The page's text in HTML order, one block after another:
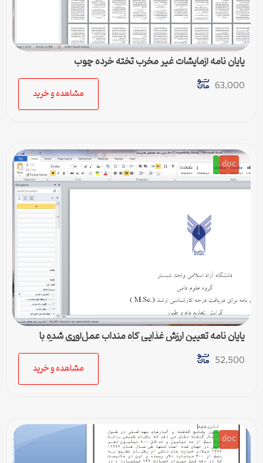
پایان نامه آزمایشات غیر مخرب تخته خرده چوب
63,000
مشاهده و خرید
doc
پایان نامه تعیین ارزش غذایی کاه منداب عمل‌آوری شده با
استفاده از تکنیک کیسه‌های نایلونی و تولید گاز‌‌‌‌‌‌‌‌‌‌‌‌‌‌‌‌‌‌‌‌‌‌‌‌ آزمایشگاهی
52,500
مشاهده و خرید
doc